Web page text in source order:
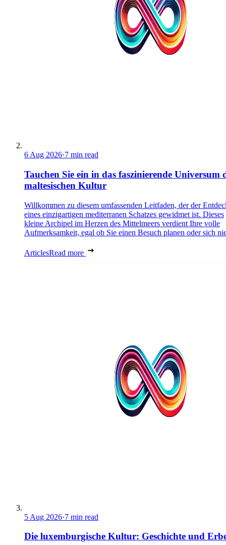
6 Aug 2026·7 min read
Tauchen Sie ein in das faszinierende Universum
maltesischen Kultur
Willkommen zu diesem umfassenden Leitfaden, der der
eines einzigartigen mediterranen Schatzes gewidmet ist. Dieses
kleine Archipel im Herzen des Mittelmeers verdient Ihre volle
Aufmerksamkeit, egal ob Sie einen Besuch planen oder sich
ArticlesRead more
5 Aug 2026·7 min read
Die luxemburgische Kultur: Geschichte und